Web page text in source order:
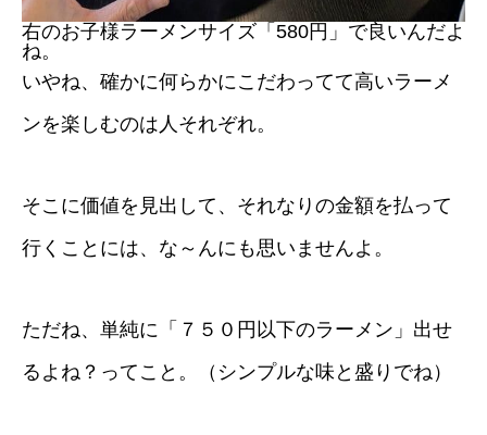
右のお子様ラーメンサイズ「580円」で良いんだよ
ね。
いやね、確かに何らかにこだわってて高いラーメ
ンを楽しむのは人それぞれ。
そこに価値を見出して、それなりの金額を払って
行くことには、な～んにも思いませんよ。
ただね、単純に「７５０円以下のラーメン」出せ
るよね？ってこと。（シンプルな味と盛りでね）